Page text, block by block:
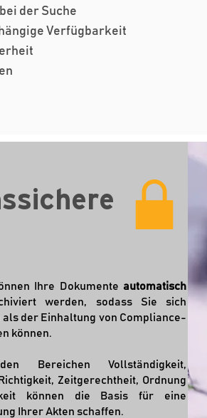
der Suche
Verfügbarkeit
Ihre Dokumente automatisch
werden, sodass Sie sich
der Einhaltung von Compliance-
können.
Bereichen Vollständigkeit,
Zeitgerechtheit, Ordnung
können die Basis für eine
Ihrer Akten schaffen.